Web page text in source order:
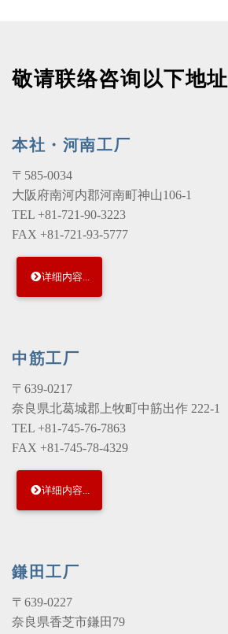
敬请联络咨询以下地址
本社・河南工厂
〒585-0034
大阪府南河内郡河南町神山106-1
TEL +81-721-90-3223
FAX +81-721-93-5777
详细内容...
中筋工厂
〒639-0217
奈良県北葛城郡上牧町中筋出作 222-1
TEL +81-745-76-7863
FAX +81-745-78-4329
详细内容...
鎌田工厂
〒639-0227
奈良県香芝市鎌田79